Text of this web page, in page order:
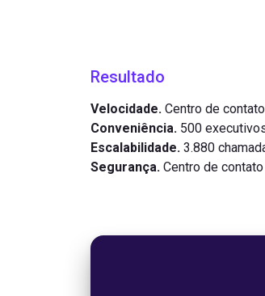
Resultado
Velocidade. Centro de
Conveniência. 500
Escalabilidade. 3.880
Segurança. Centro de